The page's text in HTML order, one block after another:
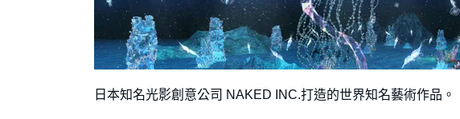
日本知名光影創意公司 NAKED INC.打造的世界知名藝術作品。